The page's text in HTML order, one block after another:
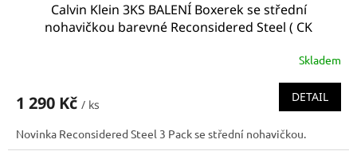
Calvin Klein 3KS BALENÍ Boxerek se střední
nohavičkou barevné Reconsidered Steel ( CK
Skladem
1 290 Kč / ks
DETAIL
Novinka Reconsidered Steel 3 Pack se střední nohavičkou.